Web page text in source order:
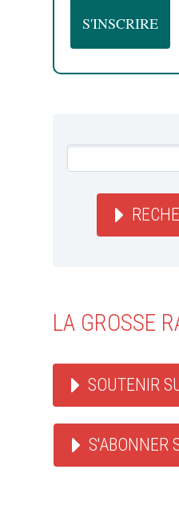
LA GROSSE
SOUTENIR
S'ABONNER